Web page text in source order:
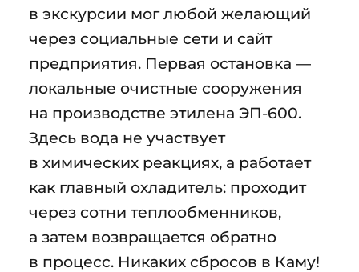
в экскурсии мог любой желающий
через социальные сети и сайт
предприятия. Первая остановка —
локальные очистные сооружения
на производстве этилена ЭП-600.
Здесь вода не участвует
в химических реакциях, а работает
как главный охладитель: проходит
через сотни теплообменников,
а затем возвращается обратно
в процесс. Никаких сбросов в Каму!